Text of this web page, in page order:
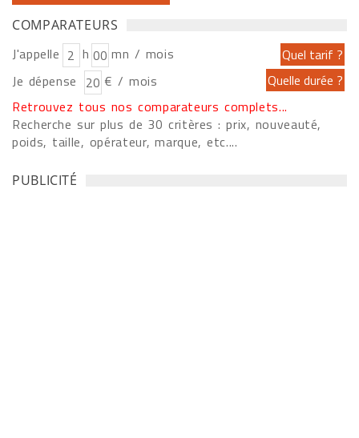
COMPARATEURS
J'appelle h
mn / mois
Je dépense
€ / mois
Retrouvez tous nos comparateurs complets...
Recherche sur plus de 30 critères : prix, nouveauté,
poids, taille, opérateur, marque, etc....
PUBLICITÉ